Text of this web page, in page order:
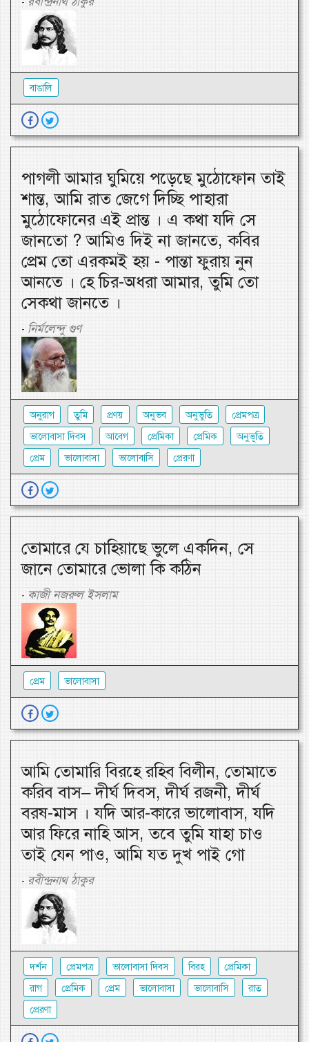
বাঙালি
পাগলী আমার ঘুমিয়ে পড়েছে মুঠোফোন তাই
শান্ত, আমি রাত জেগে দিচ্ছি পাহারা
মুঠোফোনের এই প্রান্ত । এ কথা যদি সে
জানতো ? আমিও দিই না জানতে, কবির
প্রেম তো এরকমই হয় - পান্তা ফুরায় নুন
আনতে । হে চির-অধরা আমার, তুমি তো
সেকথা জানতে ।
- নির্মলেন্দু গুণ
অনুরাগ তুমি প্রণয় অনুভব অনুভুতি
প্রেমপত্র
ভালোবাসা দিবস
আবেগ প্রেমিকা প্রেমিক
অনুভূতি
প্রেম
ভালোবাসা ভালোবাসি প্রেরণা
তোমারে যে চাহিয়াছে ভুলে একদিন, সে
জানে তোমারে ভোলা কি কঠিন
- কাজী নজরুল ইসলাম
প্রেম ভালোবাসা
আমি তোমারি বিরহে রহিব বিলীন, তোমাতে
করিব বাস– দীর্ঘ দিবস, দীর্ঘ রজনী, দীর্ঘ
বরষ-মাস । যদি আর-কারে ভালোবাস, যদি
আর ফিরে নাহি আস, তবে তুমি যাহা চাও
তাই যেন পাও, আমি যত দুখ পাই গো
- রবীন্দ্রনাথ ঠাকুর
দর্শন প্রেমপত্র ভালোবাসা দিবস বিরহ
প্রেমিকা
রাগ
প্রেমিক প্রেম ভালোবাসা ভালোবাসি
রাত
প্রেরণা